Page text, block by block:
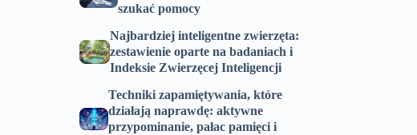
szukać pomocy
Najbardziej inteligentne zwierzęta:
zestawienie oparte na badaniach i
Indeksie Zwierzęcej Inteligencji
Techniki zapamiętywania, które
działają naprawdę: aktywne
przypominanie, pałac pamięci i